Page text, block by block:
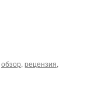
обзор,рецензия,